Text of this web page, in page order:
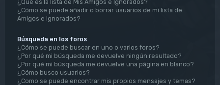
¿Qué es la lista de Mis Amigos e Ignorados?
¿Cómo se puede añadir o borrar usuarios de mi lista de
Amigos e Ignorados?
Búsqueda en los foros
¿Cómo se puede buscar en uno o varios foros?
¿Por qué mi búsqueda me devuelve ningún resultado?
¿Por qué mi búsqueda me devuelve una página en blanco?
¿Cómo busco usuarios?
¿Como se puede encontrar mis propios mensajes y temas?